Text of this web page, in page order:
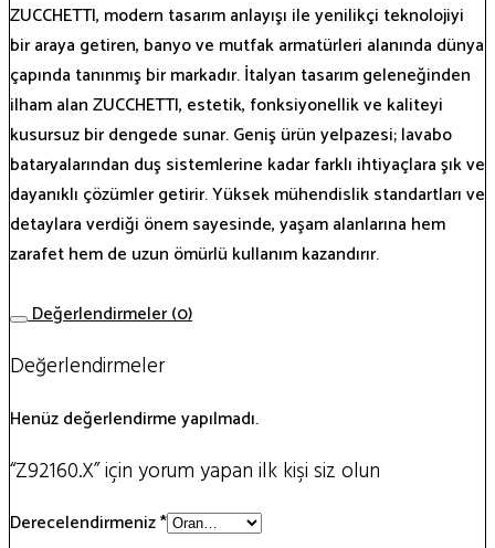
ZUCCHETTI, modern tasarım anlayışı ile yenilikçi teknolojiyi
bir araya getiren, banyo ve mutfak armatürleri alanında dünya
çapında tanınmış bir markadır. İtalyan tasarım geleneğinden
ilham alan ZUCCHETTI, estetik, fonksiyonellik ve kaliteyi
kusursuz bir dengede sunar. Geniş ürün yelpazesi; lavabo
bataryalarından duş sistemlerine kadar farklı ihtiyaçlara şık ve
dayanıklı çözümler getirir. Yüksek mühendislik standartları ve
detaylara verdiği önem sayesinde, yaşam alanlarına hem
zarafet hem de uzun ömürlü kullanım kazandırır.
Değerlendirmeler (0)
Değerlendirmeler
Henüz değerlendirme yapılmadı.
“Z92160.X” için yorum yapan ilk kişi siz olun
Derecelendirmeniz*